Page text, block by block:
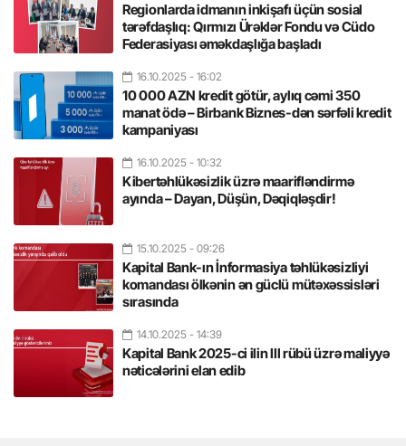
Regionlarda idmanın inkişafı üçün sosial
tərəfdaşlıq: Qırmızı Ürəklər Fondu və Cüdo
Federasiyası əməkdaşlığa başladı
16.10.2025 - 16:02
10 000 AZN kredit götür, aylıq cəmi 350
manat ödə – Birbank Biznes-dən sərfəli kredit
kampaniyası
16.10.2025 - 10:32
Kibertəhlükəsizlik üzrə maarifləndirmə
ayında – Dayan, Düşün, Dəqiqləşdir!
15.10.2025 - 09:26
Kapital Bank-ın İnformasiya təhlükəsizliyi
komandası ölkənin ən güclü mütəxəssisləri
sırasında
14.10.2025 - 14:39
Kapital Bank 2025-ci ilin III rübü üzrə maliyyə
nəticələrini elan edib